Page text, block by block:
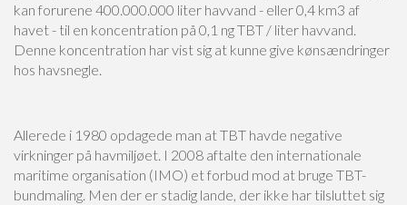
kan forurene 400.000.000 liter havvand - eller 0,4 km3 af
havet - til en koncentration på 0,1 ng TBT / liter havvand.
Denne koncentration har vist sig at kunne give kønsændringer
hos havsnegle.
Allerede i 1980 opdagede man at TBT havde negative
virkninger på havmiljøet. I 2008 aftalte den internationale
maritime organisation (IMO) et forbud mod at bruge TBT-
bundmaling. Men der er stadig lande, der ikke har tilsluttet sig